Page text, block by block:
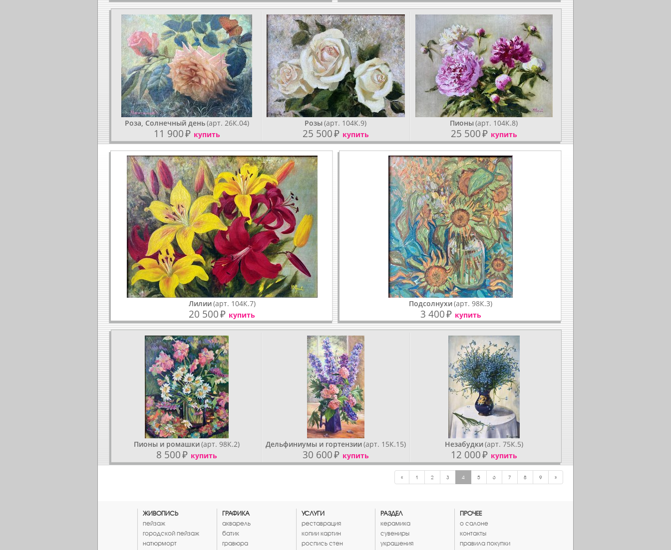
Роза, Солнечный день(арт. 26К.04)
11 900₽ купить
Розы(арт. 104К.9)
25 500₽ купить
Пионы(арт. 104К.8)
25 500₽ купить
Лилии(арт. 104К.7)
20 500₽ купить
Подсолнухи(арт. 98К.3)
3 400₽ купить
Пионы и ромашки(арт. 98К.2)
8 500₽ купить
Дельфиниумы и гортензии(арт. 15К.15)
30 600₽ купить
Незабудки(арт. 75К.5)
12 000₽ купить
« 1 2 3 4 5 6 7 8 9 »
ЖИВОПИСЬ
пейзаж
городской пейзаж
натюрморт
ГРАФИКА
акварель
батик
гравюра
УСЛУГИ
реставрация
копии картин
роспись стен
РАЗДЕЛ
керамика
сувениры
украшения
ПРОЧЕЕ
о салоне
контакты
правила покупки